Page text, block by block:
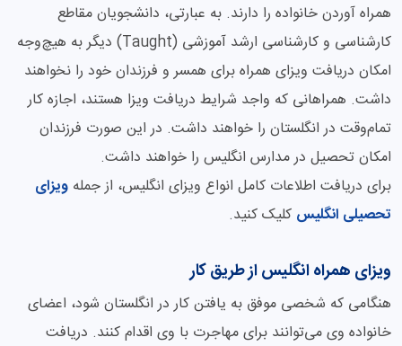
همراه آوردن خانواده را دارند. به عبارتی، دانشجویان مقاطع
کارشناسی و کارشناسی ارشد آموزشی (Taught) دیگر به هیچ‌وجه
امکان دریافت ویزای همراه برای همسر و فرزندان خود را نخواهند
داشت. همراهانی که واجد شرایط دریافت ویزا هستند، اجازه کار
تمام‌وقت در انگلستان را خواهند داشت. در این صورت فرزندان
امکان تحصیل در مدارس انگلیس را خواهند داشت.
برای دریافت اطلاعات کامل انواع ویزای انگلیس، از جمله ویزای
تحصیلی انگلیس کلیک کنید.
ویزای همراه انگلیس از طریق کار
هنگامی که شخصی موفق به یافتن کار در انگلستان شود، اعضای
خانواده وی می‌توانند برای مهاجرت با وی اقدام کنند. دریافت